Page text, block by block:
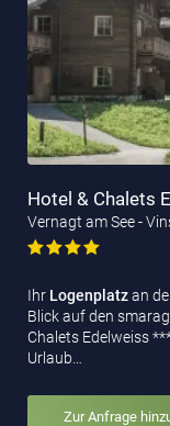
Hotel & Chalets
Vernagt am See -
Ihr Logenplatzan
Blick auf den
Chalets Edelweiss
Urlaub…
Zur Anfrage